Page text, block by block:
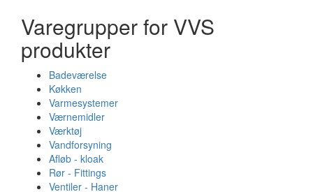
Varegrupper for VVS
produkter
Badeværelse
Køkken
Varmesystemer
Værnemidler
Værktøj
Vandforsyning
Afløb - kloak
Rør - Fittings
Ventiler - Haner